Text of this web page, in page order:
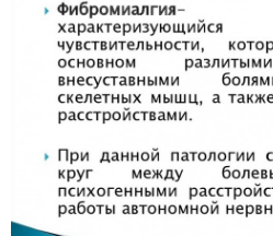
Дом и сад
Недвижимость
Спорт и фитнес
Психология и отношения
Творчество и рукоделие